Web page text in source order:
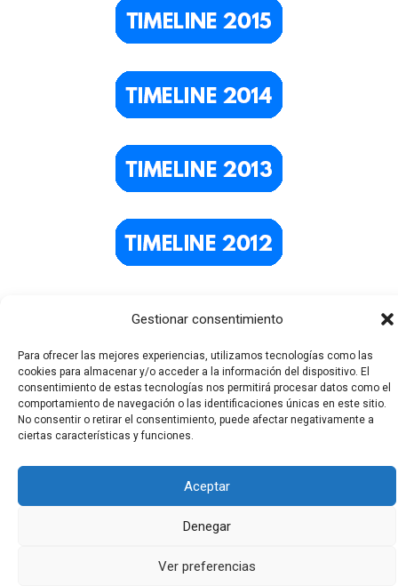
Gestionar consentimiento
Para ofrecer las mejores experiencias, utilizamos tecnologías como las
cookies para almacenar y/o acceder a la información del dispositivo. El
consentimiento de estas tecnologías nos permitirá procesar datos como el
comportamiento de navegación o las identificaciones únicas en este sitio.
No consentir o retirar el consentimiento, puede afectar negativamente a
ciertas características y funciones.
Aceptar
Denegar
Ver preferencias
Todos los derechos © 2026 El Funerario Digital | Funciona